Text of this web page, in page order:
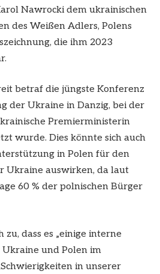
Nawrocki dem ukrainischen
des Weißen Adlers, Polens
die ihm 2023
betraf die jüngste Konferenz
der Ukraine in Danzig, bei der
Premierministerin
wurde. Dies könnte sich auch
in Polen für den
Ukraine auswirken, da laut
60 % der polnischen Bürger
dass es „einige interne
Ukraine und Polen im
in unserer